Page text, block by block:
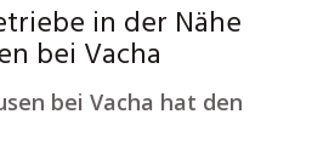
in der Nähe
bei Vacha
bei Vacha hat den